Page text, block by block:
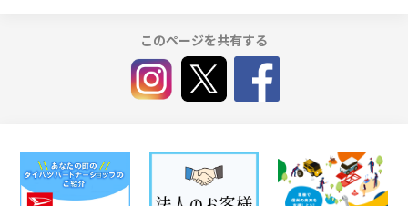
このページを共有する